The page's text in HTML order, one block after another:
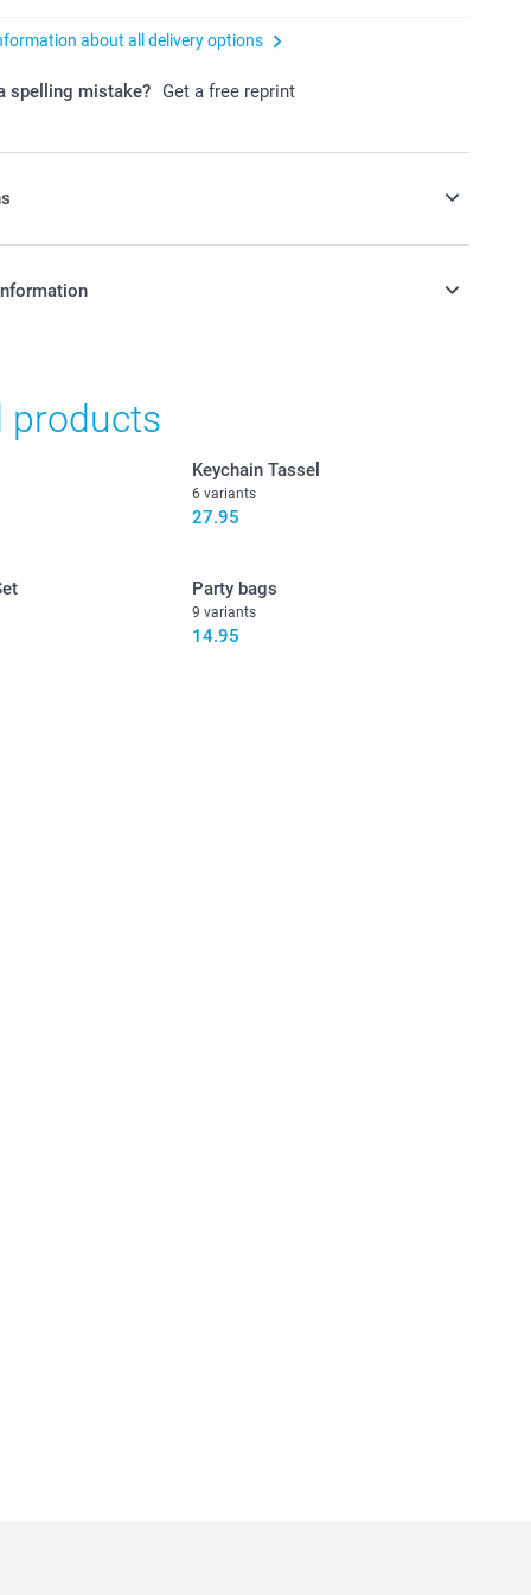
about all delivery options
spelling mistake? Get a free reprint
with delicious candy!
flavour
fruit gummies in different flavours
information for the gummy bears & hearts
with delicious candy!
products
Keychain Tassel
6 variants
27.95
Party bags
9 variants
14.95